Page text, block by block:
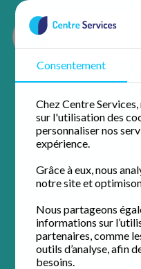
Consentement
Chez Centre
sur l'utilisation des
personnaliser nos
expérience.
Grâce à eux, nous
notre site et
Nous partageons
informations sur
partenaires, comme
outils d’analyse, afin
besoins.